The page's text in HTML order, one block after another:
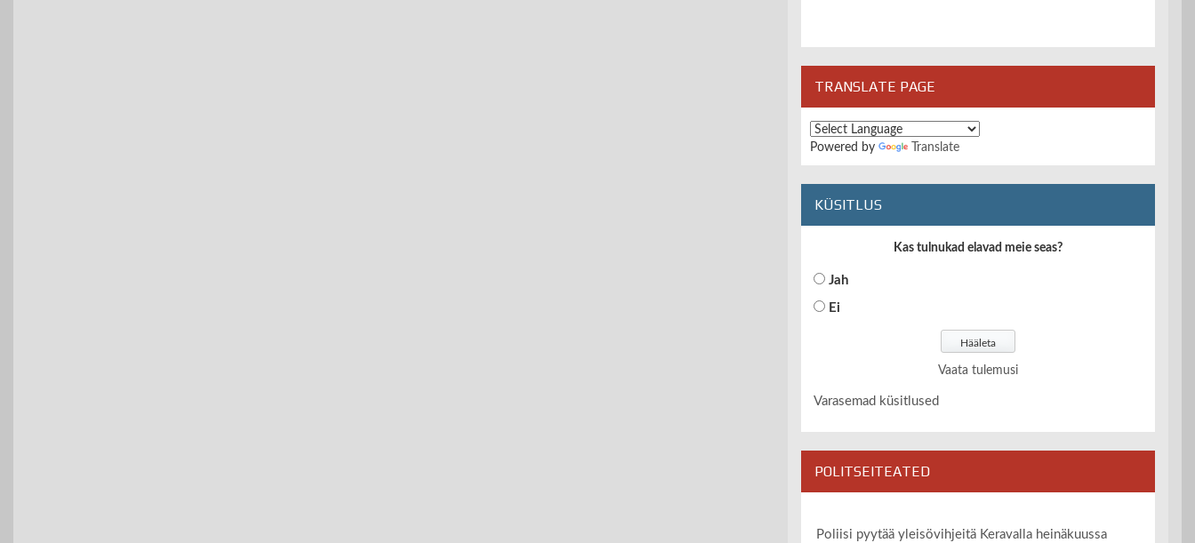
TRANSLATE PAGE
Powered by Translate
KÜSITLUS
Kas tulnukad elavad meie seas?
Jah
Ei
Vaata tulemusi
Varasemad küsitlused
POLITSEITEATED
Poliisi pyytää yleisövihjeitä Keravalla heinäkuussa